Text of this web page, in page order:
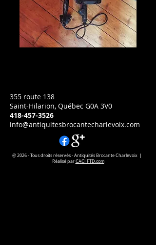
355 route 138
Saint-Hilarion, Québec G0A 3V0
418-457-3526
info@antiquitesbrocantecharlevoix.com
@ 2026 - Tous droits réservés - Antiquités Brocante Charlevoix |
Réalisé parCACI FTD.com